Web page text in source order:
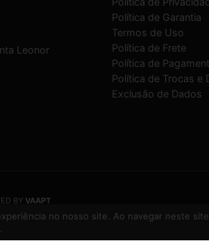
Leonor
Política de Garantia
Termos de Uso
Política de Frete
Política de
Política de Trocas e
Exclusão de Dados
BY VAAPT
no nosso site. Ao navegar neste site,